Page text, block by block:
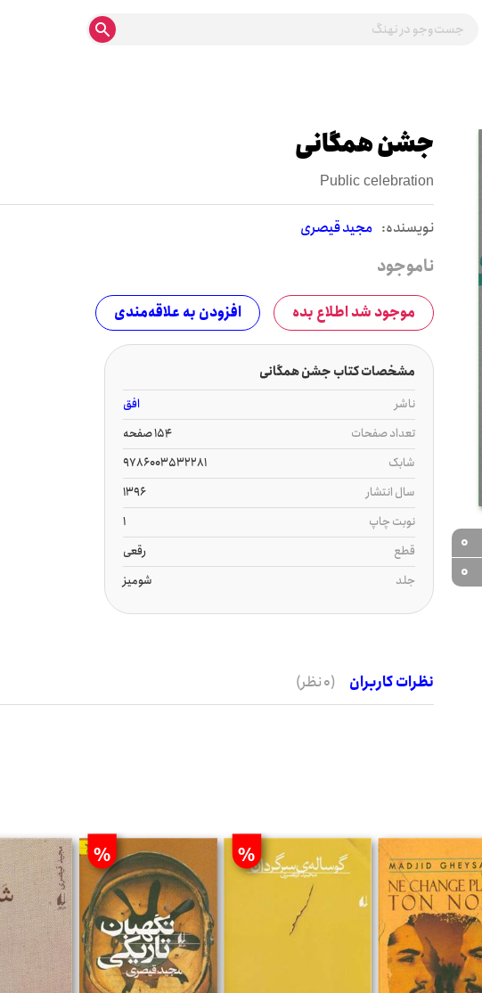
0
0
جشن همگانی
Public celebration
نويسنده: مجید قیصری
ناموجود
موجود شد اطلاع بده افزودن به علاقه‌مندی
مشخصات کتاب جشن همگانی
ناشر
افق
تعداد صفحات
154 صفحه
شابک
9786003532281
سال انتشار
1396
نوبت چاپ
1
قطع
رقعی
جلد
شومیز
نظرات کاربران (0 نظر)
%
%